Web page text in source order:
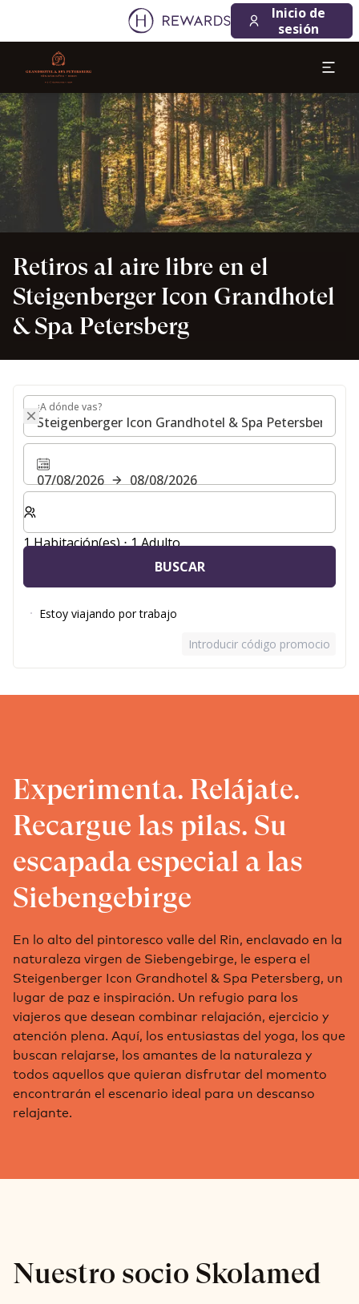
Inicio de
sesión
Diapositiva 1 de 1
Retiros al aire libre en el
Steigenberger Icon Grandhotel
& Spa Petersberg
08/08/2026
1 Habitación(es) ⋅ 1 Adulto
¿A dónde vas?
¿A dónde vas?
07/08/2026
08/08/2026
Seleccione el número de habitaciones y huéspedes
1 Habitación(es) ⋅ 1 Adulto
BUSCAR
Estoy viajando por trabajo
Introducir código promocional
Experimenta. Relájate.
Recargue las pilas. Su
escapada especial a las
Siebengebirge
En lo alto del pintoresco valle del Rin, enclavado en la
naturaleza virgen de Siebengebirge, le espera el
Steigenberger Icon Grandhotel & Spa Petersberg, un
lugar de paz e inspiración. Un refugio para los
viajeros que desean combinar relajación, ejercicio y
atención plena. Aquí, los entusiastas del yoga, los que
buscan relajarse, los amantes de la naturaleza y
todos aquellos que quieran disfrutar del momento
encontrarán el escenario ideal para un descanso
relajante.
Nuestro socio Skolamed